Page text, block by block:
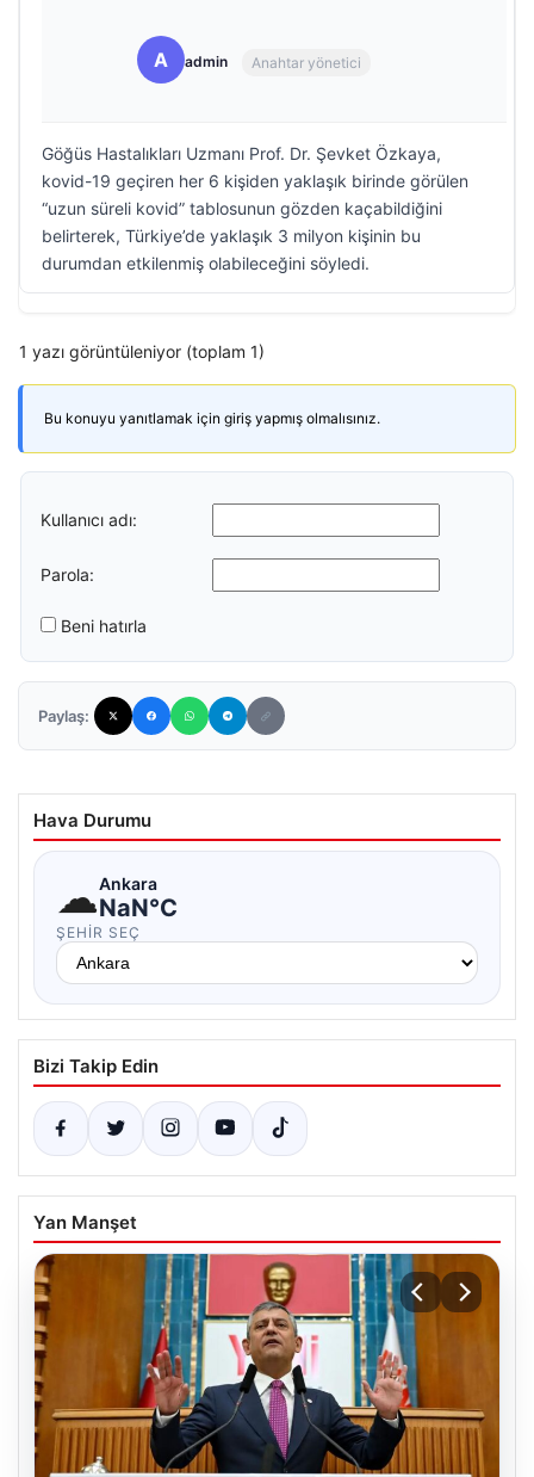
A admin Anahtar yönetici
Göğüs Hastalıkları Uzmanı Prof. Dr. Şevket Özkaya,
kovid-19 geçiren her 6 kişiden yaklaşık birinde görülen
“uzun süreli kovid” tablosunun gözden kaçabildiğini
belirterek, Türkiye’de yaklaşık 3 milyon kişinin bu
durumdan etkilenmiş olabileceğini söyledi.
1 yazı görüntüleniyor (toplam 1)
Bu konuyu yanıtlamak için giriş yapmış olmalısınız.
Kullanıcı adı:
Parola:
Beni hatırla
Paylaş:
Hava Durumu
☁Ankara
NaN°C
ŞEHIR SEÇ
Bizi Takip Edin
Yan Manşet